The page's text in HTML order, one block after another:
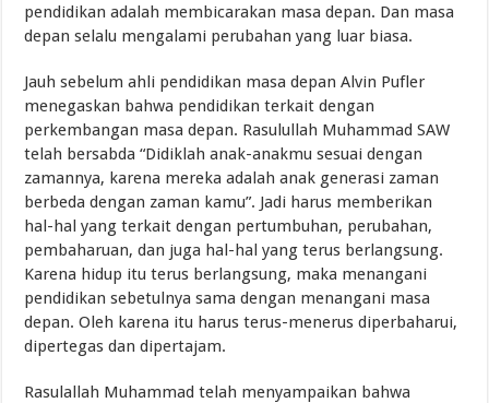
pendidikan adalah membicarakan masa depan. Dan masa
depan selalu mengalami perubahan yang luar biasa.
Jauh sebelum ahli pendidikan masa depan Alvin Pufler
menegaskan bahwa pendidikan terkait dengan
perkembangan masa depan. Rasulullah Muhammad SAW
telah bersabda “Didiklah anak-anakmu sesuai dengan
zamannya, karena mereka adalah anak generasi zaman
berbeda dengan zaman kamu”. Jadi harus memberikan
hal-hal yang terkait dengan pertumbuhan, perubahan,
pembaharuan, dan juga hal-hal yang terus berlangsung.
Karena hidup itu terus berlangsung, maka menangani
pendidikan sebetulnya sama dengan menangani masa
depan. Oleh karena itu harus terus-menerus diperbaharui,
dipertegas dan dipertajam.
Rasulallah Muhammad telah menyampaikan bahwa